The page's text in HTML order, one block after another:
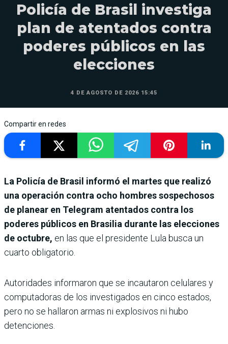
Policía de Brasil investiga
plan de atentados contra
poderes públicos en las
elecciones
4 DE AGOSTO DE 2026 15:45
Compartir en redes
La Policía de Brasil informó el martes que realizó
una operación contra ocho hombres sospechosos
de planear en Telegram atentados contra los
poderes públicos en Brasilia durante las elecciones
de octubre, en las que el presidente Lula busca un
cuarto obligatorio.
Autoridades informaron que se incautaron celulares y
computadoras de los investigados en cinco estados,
pero no se hallaron armas ni explosivos ni hubo
detenciones.